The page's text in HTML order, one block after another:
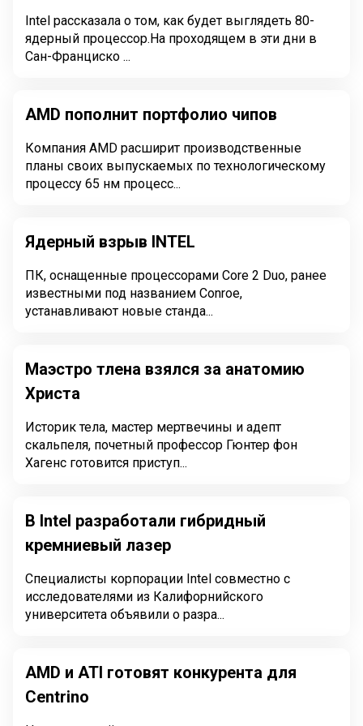
Intel рассказала о том, как будет выглядеть 80-
ядерный процессор.На проходящем в эти дни в
Сан-Франциско ...
AMD пополнит портфолио чипов
Компания AMD расширит производственные
планы своих выпускаемых по технологическому
процессу 65 нм процесс...
Ядерный взрыв INTEL
ПК, оснащенные процессорами Core 2 Duo, ранее
известными под названием Conroe,
устанавливают новые станда...
Маэстро тлена взялся за анатомию
Христа
Историк тела, мастер мертвечины и адепт
скальпеля, почетный профессор Гюнтер фон
Хагенс готовится приступ...
В Intel разработали гибридный
кремниевый лазер
Специалисты корпорации Intel совместно с
исследователями из Калифорнийского
университета объявили о разра...
AMD и ATI готовят конкурента для
Centrino